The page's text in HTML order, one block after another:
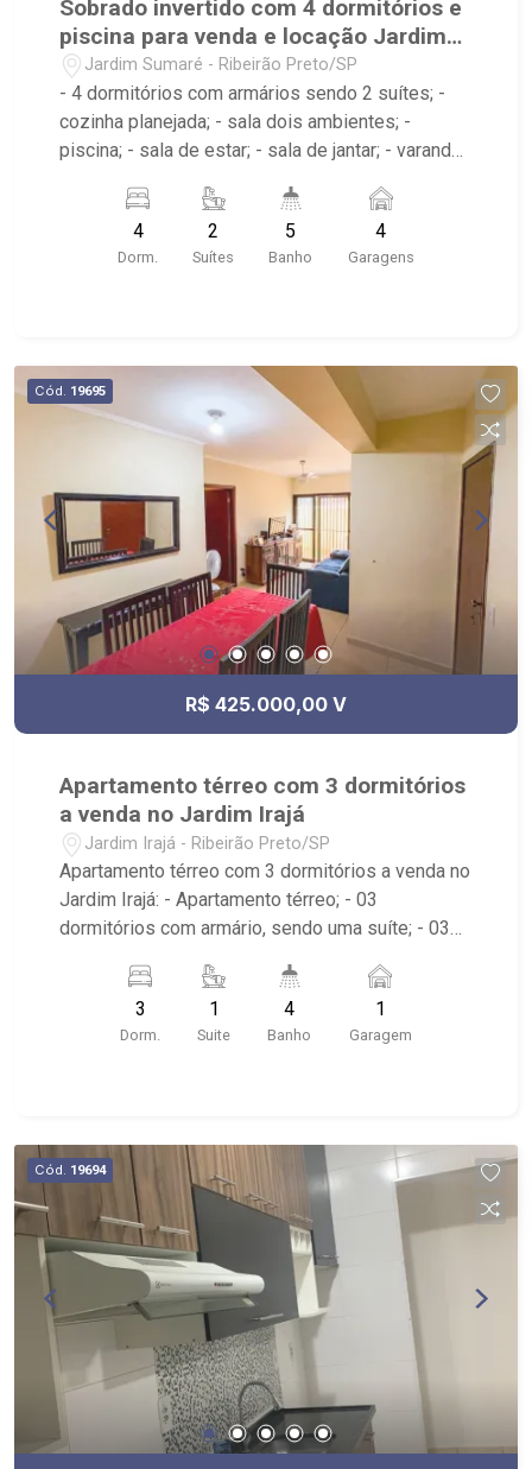
Sobrado invertido com 4 dormitórios e
piscina para venda e locação Jardim
Sumaré
Jardim Sumaré - Ribeirão Preto/SP
- 4 dormitórios com armários sendo 2 suítes; -
cozinha planejada; - sala dois ambientes; -
piscina; - sala de estar; - sala de jantar; - varanda
banheiros com armários, box e espelho; - lavabo;
- despensa; - corredor lateral; - área de serviço
com armários; - 4 vagas de garagem cobertas; -
4
Dorm.
2
Suítes
5
Banho
4
Garagens
Cód. 19695
R$ 425.000,00 V
Apartamento térreo com 3 dormitórios
a venda no Jardim Irajá
Jardim Irajá - Ribeirão Preto/SP
Apartamento térreo com 3 dormitórios a venda no
Jardim Irajá: - Apartamento térreo; - 03
dormitórios com armário, sendo uma suíte; - 03
Lavabo; - Sala de estar; - Sala de jantar; - Sala
dois ambientes; - Ventilador de teto no imóvel; -
Cozinha planejada; - Despensa; - Varanda; - Área
776 Restaurante e OTTO´S BURGER & BBQ.
3
Dorm.
1
Suite
4
Banho
1
Garagem
Cód. 19694